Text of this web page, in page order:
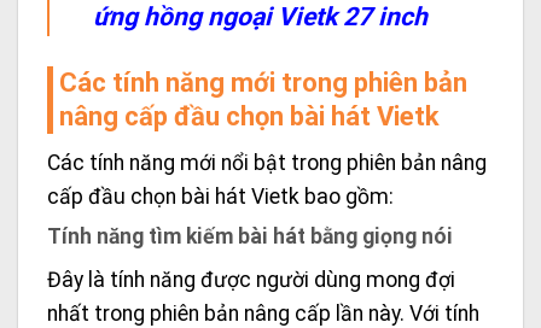
ứng hồng ngoại Vietk 27 inch
Các tính năng mới trong phiên bản
nâng cấp đầu chọn bài hát Vietk
Các tính năng mới nổi bật trong phiên bản nâng
cấp đầu chọn bài hát Vietk bao gồm:
Tính năng tìm kiếm bài hát bằng giọng nói
Đây là tính năng được người dùng mong đợi
nhất trong phiên bản nâng cấp lần này. Với tính